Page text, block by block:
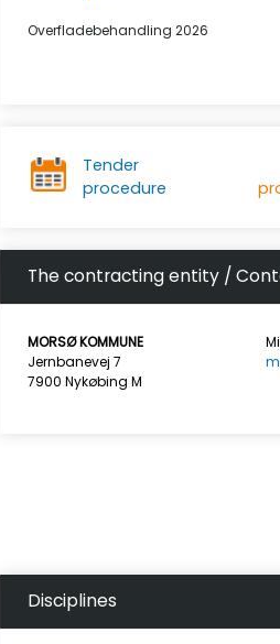
Overfladebehandling 2026
Tender
procedure
The contracting entity /
MORSØ KOMMUNE
Jernbanevej 7
7900 Nykøbing M
Disciplines